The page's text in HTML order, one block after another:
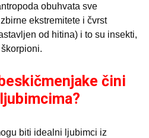
obuhvata sve
ekstremitete i čvrst
od hitina) i to su insekti,
čini
biti idealni ljubimci iz